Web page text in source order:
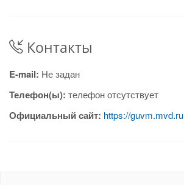
Контакты
E-mail: Не задан
Телефон(ы): телефон отсутствует
Официальный сайт: https://guvm.mvd.ru